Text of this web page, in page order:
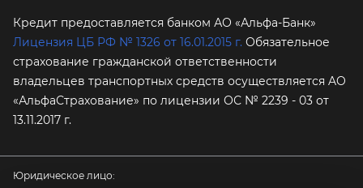
Кредит предоставляется банком АО «Альфа-Банк»
Лицензия ЦБ РФ № 1326 от 16.01.2015 г. Обязательное
страхование гражданской ответственности
владельцев транспортных средств осуществляется AO
«АльфаСтрахование» по лицензии ОС № 2239 - 03 от
13.11.2017 г.
Юридическое лицо: